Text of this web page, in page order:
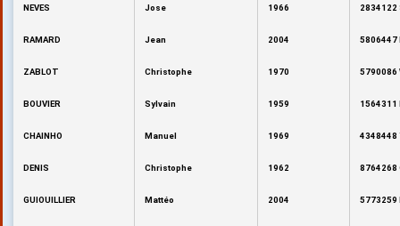
NEVES Jose 1966 2834122
RAMARD Jean 2004 5806447
ZABLOT Christophe 1970 5790086
BOUVIER Sylvain 1959 1564311
CHAINHO Manuel 1969 4348448
DENIS Christophe 1962 8764268
GUIOUILLIER Mattéo 2004 5773259